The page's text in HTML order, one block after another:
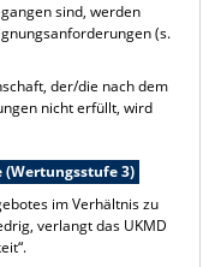
sind, werden
(s.
der/die nach dem
nicht erfüllt, wird
(Wertungsstufe 3)
im Verhältnis zu
verlangt das UKMD